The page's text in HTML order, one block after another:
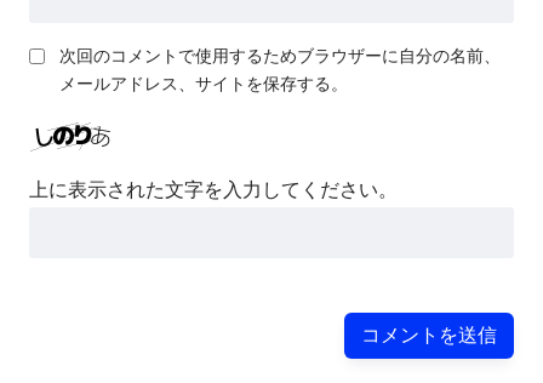
次回のコメントで使用するためブラウザーに自分の名前、
メールアドレス、サイトを保存する。
上に表示された文字を入力してください。